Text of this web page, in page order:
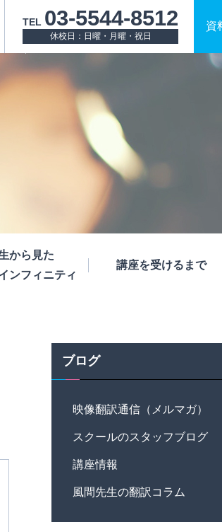
TEL 03-5544-8512
休校日：日曜・月曜・祝日
資
から見た
ンフィニティ
講座を受けるまで
ブログ
映像翻訳通信（メルマガ）
スクールのスタッフブログ
講座情報
風間先生の翻訳コラム